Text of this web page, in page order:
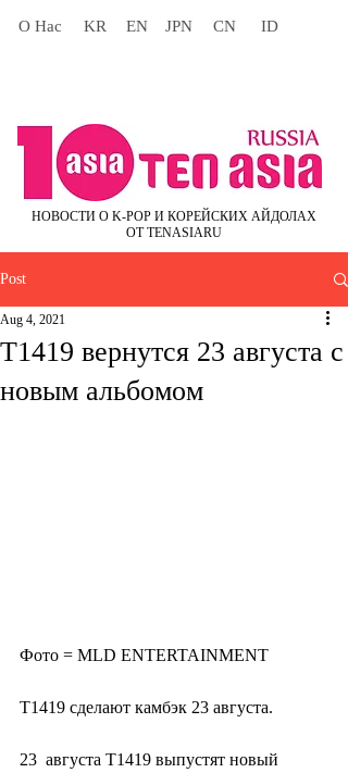
О Нас KR EN JPN CN ID
НОВОСТИ О K-POP И КОРЕЙСКИХ АЙДОЛАХ
ОТ TENASIARU
Post
T1419 вернутся 23 августа с
новым альбомом
Aug 4, 2021
Фото = MLD ENTERTAINMENT
Т1419 сделают камбэк 23 августа.
23  августа T1419 выпустят новый